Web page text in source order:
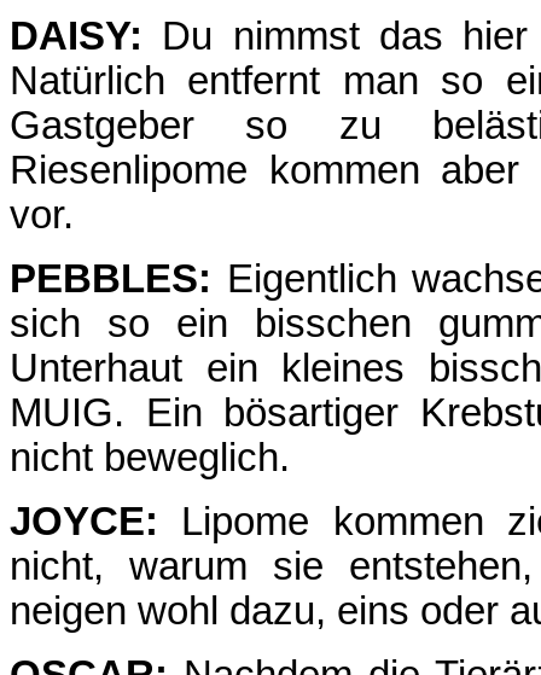
DAISY: Du nimmst das
Natürlich entfernt man so
Gastgeber so zu
Riesenlipome kommen
vor.
PEBBLES: Eigentlich
sich so ein bisschen
Unterhaut ein kleines
MUIG. Ein bösartiger
nicht beweglich.
JOYCE: Lipome kommen
nicht, warum sie
neigen wohl dazu, eins oder